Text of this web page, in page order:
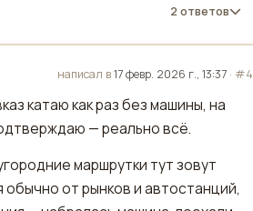
2 ответов
написал в17 февр. 2026 г., 13:37 · #4
катаю как раз без машины, на
— реально всё.
маршрутки тут зовут
от рынков и автостанций,